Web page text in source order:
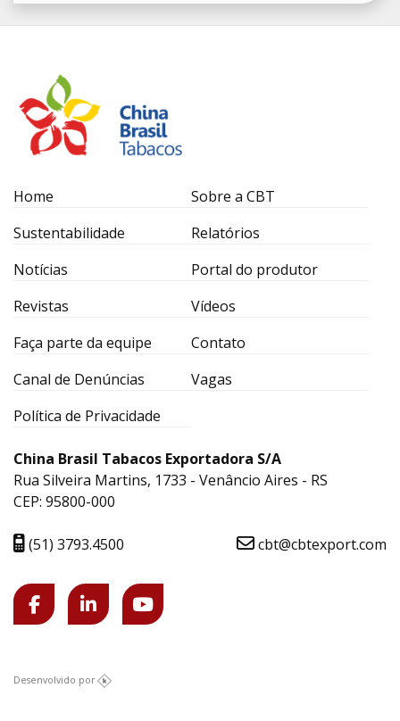
Home
Sobre a CBT
Sustentabilidade
Relatórios
Notícias
Portal do produtor
Revistas
Vídeos
Faça parte da equipe
Contato
Canal de Denúncias
Vagas
Política de Privacidade
China Brasil Tabacos Exportadora S/A
Rua Silveira Martins, 1733 - Venâncio Aires - RS
CEP: 95800-000
(51) 3793.4500 cbt@cbtexport.com
Desenvolvido por